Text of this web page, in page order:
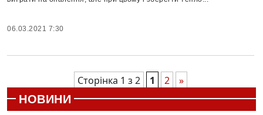
06.03.2021 7:30
Сторінка 1 з 2 1 2
»
НОВИНИ